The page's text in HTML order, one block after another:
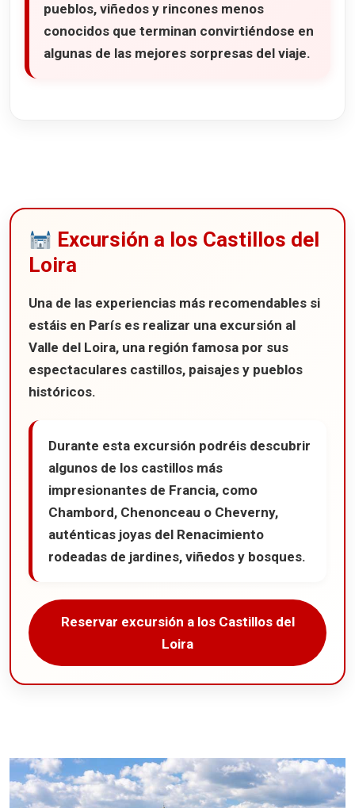
pueblos, viñedos y rincones menos
conocidos que terminan convirtiéndose en
algunas de las mejores sorpresas del viaje.
Excursión a los Castillos del
Loira
Una de las experiencias más recomendables si
estáis en París es realizar una excursión al
Valle del Loira, una región famosa por sus
espectaculares castillos, paisajes y pueblos
históricos.
Durante esta excursión podréis descubrir
algunos de los castillos más
impresionantes de Francia, como
Chambord, Chenonceau o Cheverny,
auténticas joyas del Renacimiento
rodeadas de jardines, viñedos y bosques.
Reservar excursión a los Castillos del
Loira